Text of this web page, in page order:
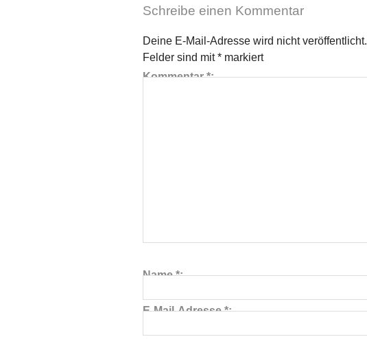
Schreibe einen Kommentar
Deine E-Mail-Adresse wird nicht veröffentlicht.
Felder sind mit* markiert
Kommentar*
Name*
E-Mail-Adresse*